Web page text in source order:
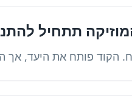
תתחיל
הקוד פותח את היעד, אך